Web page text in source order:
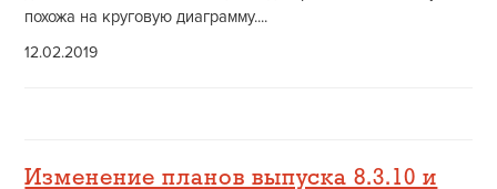
похожа на круговую диаграмму....
12.02.2019
Изменение планов выпуска 8.3.10 и